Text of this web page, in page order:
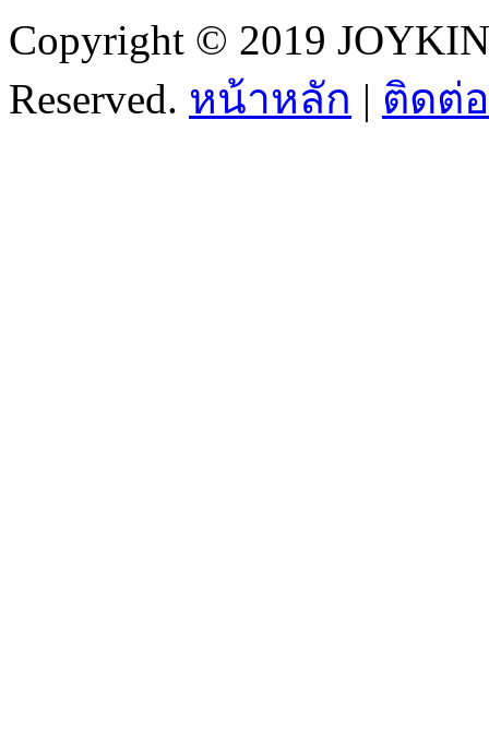
Copyright © 2019
Reserved. หน้าหลัก | ติดต่